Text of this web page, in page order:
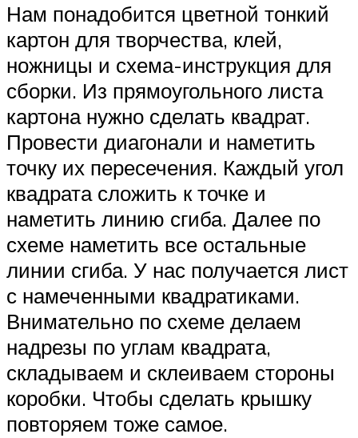
Нам понадобится цветной тонкий
картон для творчества, клей,
ножницы и схема-инструкция для
сборки. Из прямоугольного листа
картона нужно сделать квадрат.
Провести диагонали и наметить
точку их пересечения. Каждый угол
квадрата сложить к точке и
наметить линию сгиба. Далее по
схеме наметить все остальные
линии сгиба. У нас получается лист
с намеченными квадратиками.
Внимательно по схеме делаем
надрезы по углам квадрата,
складываем и склеиваем стороны
коробки. Чтобы сделать крышку
повторяем тоже самое.